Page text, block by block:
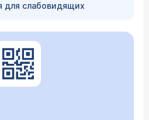
для слабовидящих